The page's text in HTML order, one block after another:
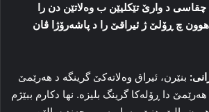
د وارێ تێکلیێن ب وه‌لاتێن دن را
چ ڕۆلێ ژ ئیراقێ را د پاشه‌رۆژا ڤان
بنێرن، ئیراق وه‌لاته‌کێ گرینگه‌ د هه‌رێمێ
دا ڕۆله‌کا‌ گرینگ بلیزە. نها دکارم ببێژم